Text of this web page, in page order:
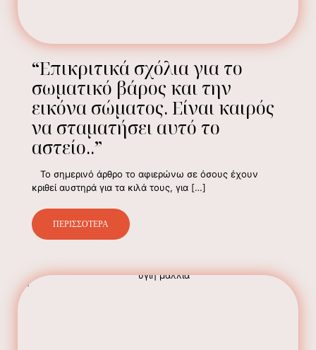
“Επικριτικά σχόλια για το
σωματικό βάρος και την
εικόνα σώματος. Είναι καιρός
να σταματήσει αυτό το
αστείο..”
Το σημερινό άρθρο το αφιερώνω σε όσους έχουν
κριθεί αυστηρά για τα κιλά τους, για […]
ΠΕΡΙΣΣΟΤΕΡΑ